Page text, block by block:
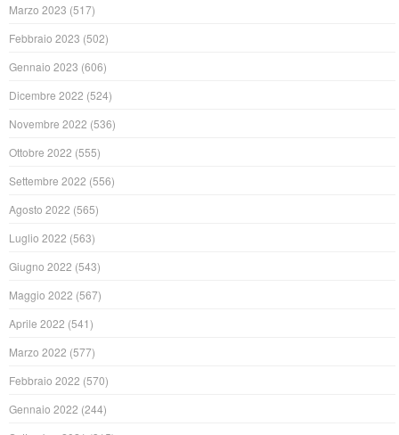
Marzo 2023 (517)
Febbraio 2023 (502)
Gennaio 2023 (606)
Dicembre 2022 (524)
Novembre 2022 (536)
Ottobre 2022 (555)
Settembre 2022 (556)
Agosto 2022 (565)
Luglio 2022 (563)
Giugno 2022 (543)
Maggio 2022 (567)
Aprile 2022 (541)
Marzo 2022 (577)
Febbraio 2022 (570)
Gennaio 2022 (244)